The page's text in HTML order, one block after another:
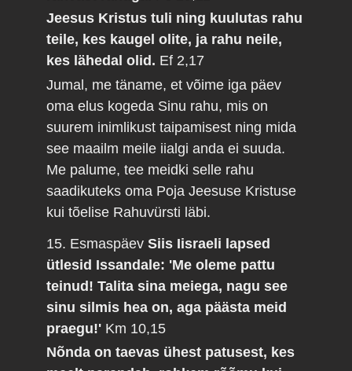
Jeesus Kristus tuli ning kuulutas rahu
teile, kes kaugel olite, ja rahu neile,
kes lähedal olid. Ef 2,17
Jumal, me täname, et võime iga päev
oma elus kogeda Sinu rahu, mis on
suurem inimlikust taipamisest ning mida
see maailm meile iialgi anda ei suuda.
Me palume, tee meidki selle rahu
saadikuteks oma Poja Jeesuse Kristuse
kui tõelise Rahuvürsti läbi.
15. EsmaspäevSiis Iisraeli lapsed
ütlesid Issandale: 'Me oleme pattu
teinud! Talita sina meiega, nagu see
sinu silmis hea on, aga päästa meid
praegu!' Km 10,15
Nõnda on taevas ühest patusest, kes